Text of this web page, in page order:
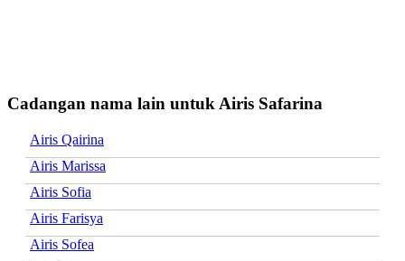
Cadangan nama lain untuk Airis Safarina
Airis Qairina
Airis Marissa
Airis Sofia
Airis Farisya
Airis Sofea